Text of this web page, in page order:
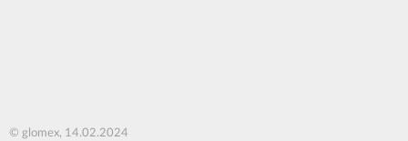
© glomex, 14.02.2024